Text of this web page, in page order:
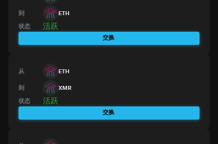
到 ETH
状态 活跃
交换
从 ETH
到 XMR
状态 活跃
交换